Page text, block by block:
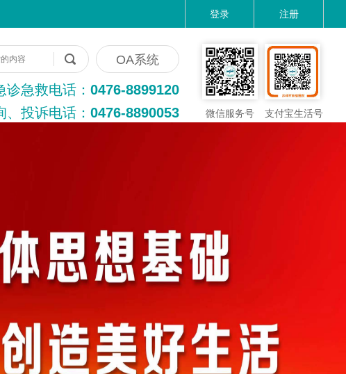
登录 注册
OA系统
诊急救电话： 0476-8899120
、投诉电话： 0476-8890053 微信服务号 支付宝生活号